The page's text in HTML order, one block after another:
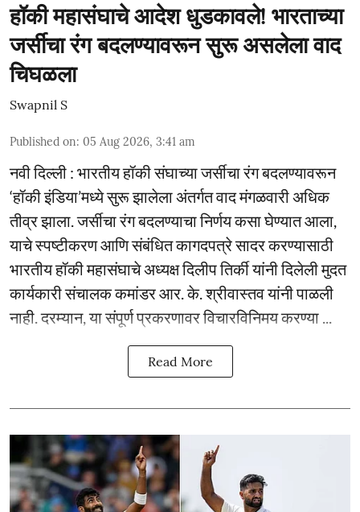
हॉकी महासंघाचे आदेश धुडकावले! भारताच्या
जर्सीचा रंग बदलण्यावरून सुरू असलेला वाद
चिघळला
Swapnil S
Published on: 05 Aug 2026, 3:41 am
नवी दिल्ली : भारतीय हॉकी संघाच्या जर्सीचा रंग बदलण्यावरून
‘हॉकी इंडिया’मध्ये सुरू झालेला अंतर्गत वाद मंगळवारी अधिक
तीव्र झाला. जर्सीचा रंग बदलण्याचा निर्णय कसा घेण्यात आला,
याचे स्पष्टीकरण आणि संबंधित कागदपत्रे सादर करण्यासाठी
भारतीय हॉकी महासंघाचे अध्यक्ष दिलीप तिर्की यांनी दिलेली मुदत
कार्यकारी संचालक कमांडर आर. के. श्रीवास्तव यांनी पाळली
नाही. दरम्यान, या संपूर्ण प्रकरणावर विचारविनिमय करण्या ...
Read More